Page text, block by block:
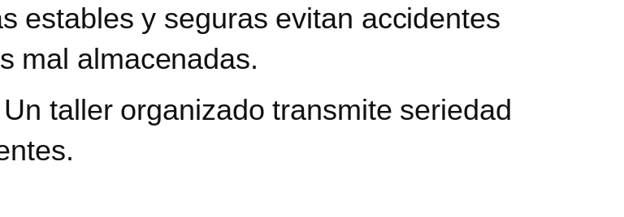
estables y seguras evitan accidentes
mal almacenadas.
Un taller organizado transmite seriedad